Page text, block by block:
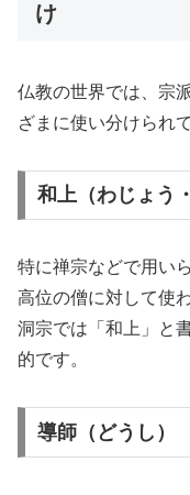
け
仏教の世界では、宗
ざまに使い分けられ
和上（わじょう
特に禅宗などで用い
高位の僧に対して使
洞宗では「和上」と
的です。
導師（どうし）